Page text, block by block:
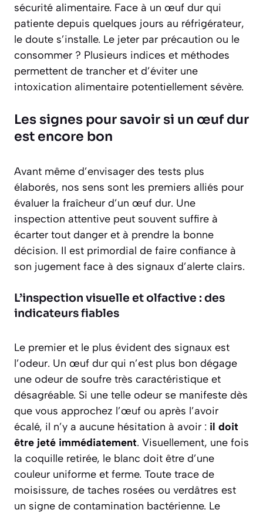
sécurité alimentaire. Face à un œuf dur qui
patiente depuis quelques jours au réfrigérateur,
le doute s’installe. Le jeter par précaution ou le
consommer ? Plusieurs indices et méthodes
permettent de trancher et d’éviter une
intoxication alimentaire potentiellement sévère.
Les signes pour savoir si un œuf dur
est encore bon
Avant même d’envisager des tests plus
élaborés, nos sens sont les premiers alliés pour
évaluer la fraîcheur d’un œuf dur. Une
inspection attentive peut souvent suffire à
écarter tout danger et à prendre la bonne
décision. Il est primordial de faire confiance à
son jugement face à des signaux d’alerte clairs.
L’inspection visuelle et olfactive : des
indicateurs fiables
Le premier et le plus évident des signaux est
l’odeur. Un œuf dur qui n’est plus bon dégage
une odeur de soufre très caractéristique et
désagréable. Si une telle odeur se manifeste dès
que vous approchez l’œuf ou après l’avoir
écalé, il n’y a aucune hésitation à avoir : il doit
être jeté immédiatement. Visuellement, une fois
la coquille retirée, le blanc doit être d’une
couleur uniforme et ferme. Toute trace de
moisissure, de taches rosées ou verdâtres est
un signe de contamination bactérienne. Le